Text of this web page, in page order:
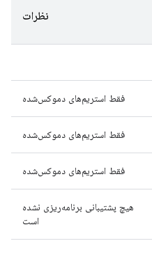
نظرات
فقط استریم‌های دموکس‌شده
فقط استریم‌های دموکس‌شده
فقط استریم‌های دموکس‌شده
هیچ پشتیبانی برنامه‌ریزی نشده
است